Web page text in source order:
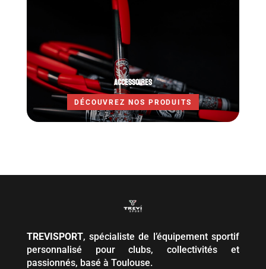
ACCESSOIRES
DÉCOUVREZ NOS PRODUITS
TREVISPORT, spécialiste de l’équipement sportif
personnalisé pour clubs, collectivités et
passionnés, basé à Toulouse.